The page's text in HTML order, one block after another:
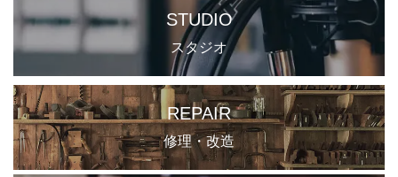
STUDIO
スタジオ
REPAIR
修理・改造